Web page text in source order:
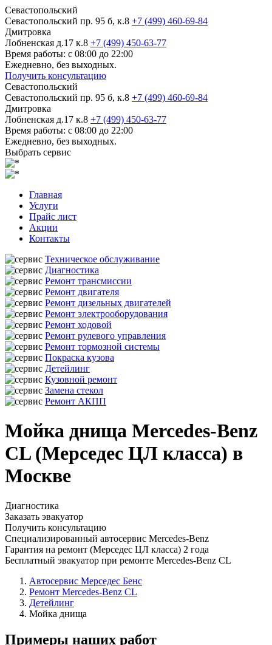
Севастопольский
Севастопольский пр. 95 б, к.8 +7 (499) 460-69-84
Дмитровка
Лобненская д.17 к.8 +7 (499) 450-63-77
Время работы: с 08:00 до 22:00
Ежедневно, без выходных.
Получить консультацию
Севастопольский
Севастопольский пр. 95 б, к.8 +7 (499) 460-69-84
Дмитровка
Лобненская д.17 к.8 +7 (499) 450-63-77
Время работы: с 08:00 до 22:00
Ежедневно, без выходных.
Выбрать сервис
Главная
Услуги
Прайс лист
Акции
Контакты
Техническое обслуживание
Диагностика
Ремонт трансмиссии
Ремонт двигателя
Ремонт дизельных двигателей
Ремонт электрооборудования
Ремонт ходовой
Ремонт рулевого управления
Ремонт тормозной системы
Покраска кузова
Детейлинг
Кузовной ремонт
Замена стекол
Ремонт АКПП
Мойка днища Mercedes-Benz
CL (Мерседес ЦЛ класса) в
Москве
Диагностика
Заказать эвакуатор
Получить консультацию
Специализированный автосервис Mercedes-Benz
Гарантия на ремонт (Мерседес ЦЛ класса) 2 года
Бесплатный эвакуатор при ремонте Mercedes-Benz CL
Автосервис Мерседес Бенс
Ремонт Mercedes-Benz CL
Детейлинг
Мойка днища
Примеры наших работ